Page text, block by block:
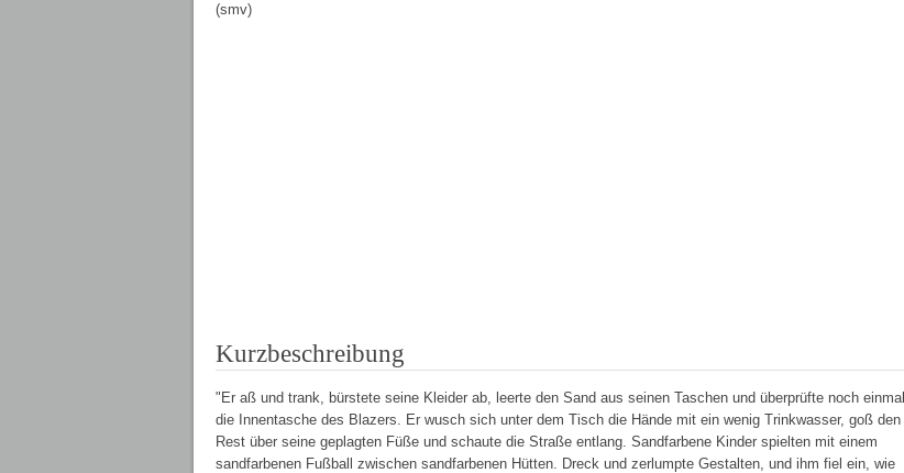
(smv)
Kurzbeschreibung
"Er aß und trank, bürstete seine Kleider ab, leerte den Sand aus seinen Taschen und überprüfte noch einmal
die Innentasche des Blazers. Er wusch sich unter dem Tisch die Hände mit ein wenig Trinkwasser, goß den
Rest über seine geplagten Füße und schaute die Straße entlang. Sandfarbene Kinder spielten mit einem
sandfarbenen Fußball zwischen sandfarbenen Hütten. Dreck und zerlumpte Gestalten, und ihm fiel ein, wie